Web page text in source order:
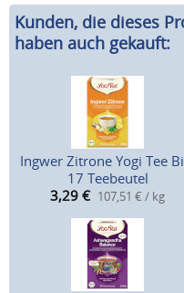
Kunden, die dieses
haben auch gekauft:
Ingwer Zitrone Yogi Tee
17 Teebeutel
3,29 € 107,51 € / kg